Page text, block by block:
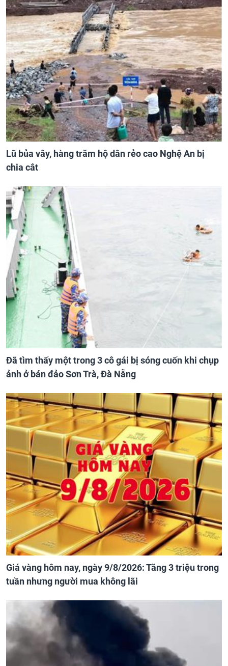
Lũ bủa vây, hàng trăm hộ dân rẻo cao Nghệ An bị
chia cắt
Đã tìm thấy một trong 3 cô gái bị sóng cuốn khi chụp
ảnh ở bán đảo Sơn Trà, Đà Nẵng
Giá vàng hôm nay, ngày 9/8/2026: Tăng 3 triệu trong
tuần nhưng người mua không lãi